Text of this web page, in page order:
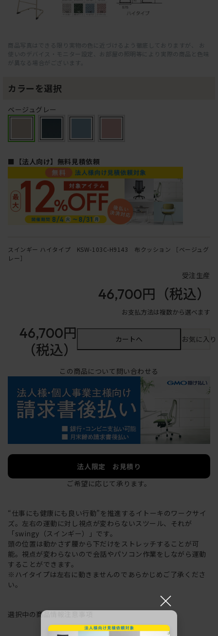
商品写真はできる限り実物の色に近づけるよう徹底しておりますが、 お
使いのデバイス・モニター設定、お部屋の照明等により実際の商品と色味
が異なる場合がございます。
カラーを選択
ベージュグレー
■【法人向け】無料見積依頼
スインギー ハイタイプ KSW-103C-H9143 布クッション ［ベージュグ
レー］
受注生産
46,700円 （税込）
お支払方法は複数から選べます
46,700円
（税込）
カートへ お気に入
この商品について問い合わせる
法人限定 お見積り
ご希望に応じて承ります。
“仕事にも健康にも良い行動”を推進するイトーキのワークサイ
ズ。左右の運動に対し視点が変わらないスツール、それが
「swingy（スインギー）」です。
頭の位置は動かさず腰から下だけをストレッチすることが可
能。視点が変わらないので会話やパソコン作業をしながら運動
することができます。
※ハイタイプは左右に動きませんのであらかじめご了承くださ
い。
選択中の商品情報
×